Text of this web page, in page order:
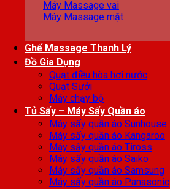
Máy Massage vai
Máy Massage mặt
Ghế Massage Thanh Lý
Đồ Gia Dụng
Quạt điều hòa hơi nước
Quạt Sưởi
Máy chạy bộ
Tủ Sấy – Máy Sấy Quần áo
Máy sấy quần áo Sunhouse
Máy sấy quần áo Kangaroo
Máy sấy quần áo Tiross
Máy sấy quần áo Saiko
Máy sấy quần áo Samsung
Máy sấy quần áo Panasonic